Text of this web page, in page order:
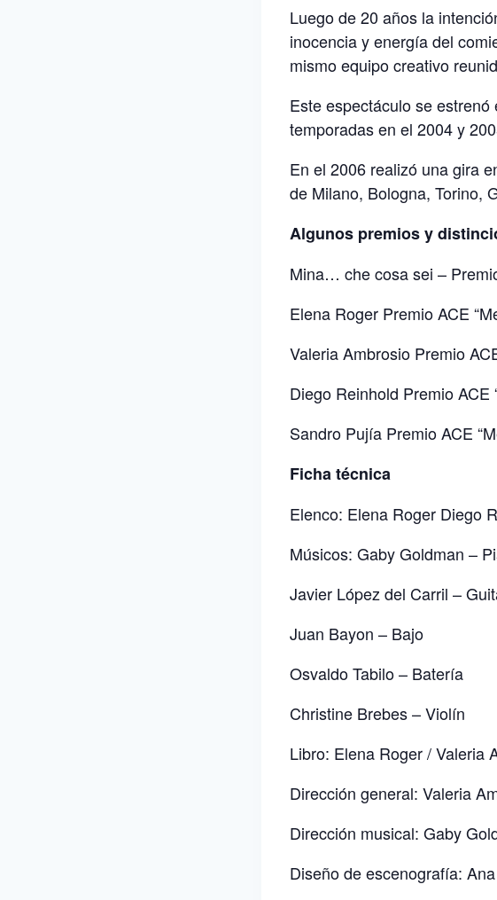
Luego de 20 años la
inocencia y energía del
mismo equipo creativo
Este espectáculo se
temporadas en el 2004 y
En el 2006 realizó una gira
de Milano, Bologna, Torino,
Algunos premios y
Mina… che cosa sei –
Elena Roger Premio ACE
Valeria Ambrosio Premio
Diego Reinhold Premio ACE
Sandro Pujía Premio ACE
Ficha técnica
Elenco: Elena Roger Diego
Músicos: Gaby Goldman –
Javier López del Carril –
Juan Bayon – Bajo
Osvaldo Tabilo – Batería
Christine Brebes – Violín
Libro: Elena Roger / Valeria
Dirección general: Valeria
Dirección musical: Gaby
Diseño de escenografía: